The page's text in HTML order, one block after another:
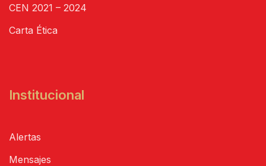
CEN 2021 – 2024
Carta Ética
Institucional
Alertas
Mensajes